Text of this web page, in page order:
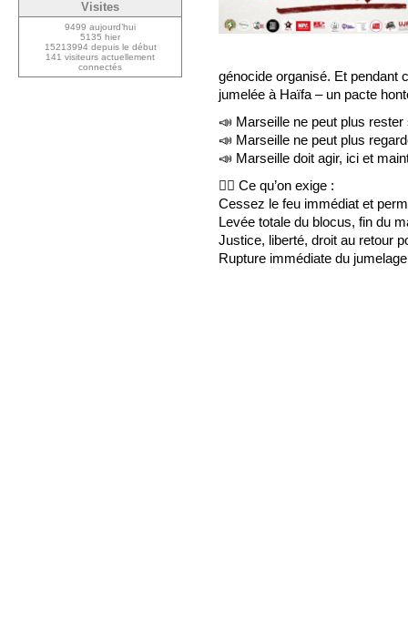
génocide organisé. Et pendant
jumelée à Haïfa – un pacte
📣 Marseille ne peut plus rester
📣 Marseille ne peut plus
📣 Marseille doit agir, ici et
✊🏼 Ce qu’on exige :
Cessez le feu immédiat et
Levée totale du blocus, fin du
Justice, liberté, droit au retour
Rupture immédiate du
Visites
9499 aujourd’hui
5135 hier
15213994 depuis le début
141 visiteurs actuellement
connectés